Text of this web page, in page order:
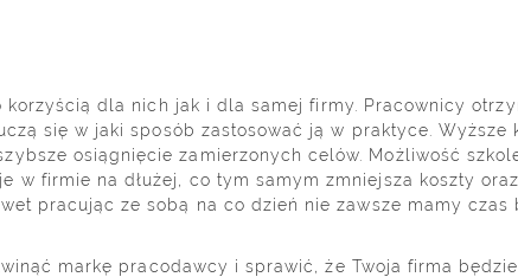
dla nich jak i dla samej firmy. Pracownicy
się w jaki sposób zastosować ją w praktyce. Wyższe
osiągnięcie zamierzonych celów. Możliwość
w firmie na dłużej, co tym samym zmniejsza koszty
pracując ze sobą na co dzień nie zawsze mamy czas
markę pracodawcy i sprawić, że Twoja firma będzie